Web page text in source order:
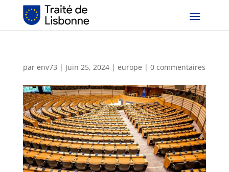
par env73 | Juin 25, 2024| europe | 0 commentaires